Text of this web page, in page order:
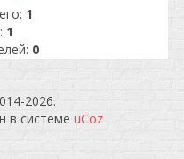
1
1
0
2026.
в системе uCoz